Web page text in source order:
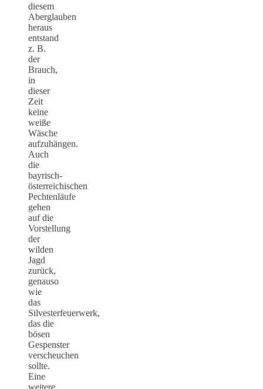
diesem
Aberglauben
heraus
entstand
z. B.
der
Brauch,
in
dieser
Zeit
keine
weiße
Wäsche
aufzuhängen.
Auch
die
bayrisch-
österreichischen
Pechtenläufe
gehen
auf die
Vorstellung
der
wilden
Jagd
zurück,
genauso
wie
das
Silvesterfeuerwerk,
das die
bösen
Gespenster
verscheuchen
sollte.
Eine
weitere,